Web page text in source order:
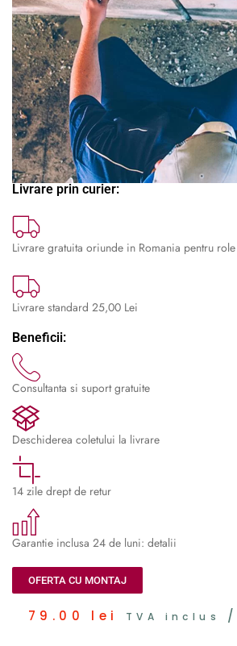
Livrare prin curier:
Livrare gratuita oriunde in Romania pentru
Livrare standard 25,00 Lei
Beneficii:
Consultanta si suport gratuite
Deschiderea coletului la livrare
14 zile drept de retur
Garantie inclusa 24 de luni: detalii
OFERTA CU MONTAJ
79.00 lei TVA inclus /